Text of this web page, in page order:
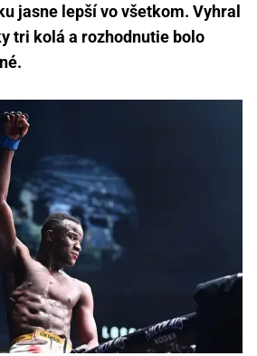
jasne lepší vo všetkom. Vyhral
tri kolá a rozhodnutie bolo